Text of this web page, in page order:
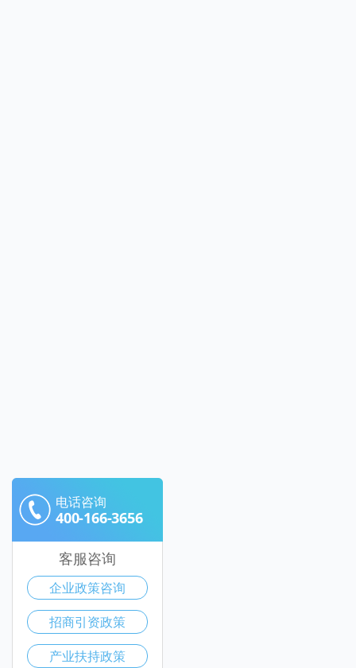
电话咨询
400-166-3656
客服咨询
企业政策咨询
招商引资政策
产业扶持政策